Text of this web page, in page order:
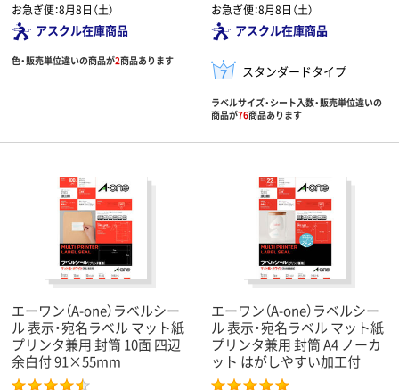
お急ぎ便：8月8日（土）
アスクル在庫商品
色・販売単位違いの商品が2商品あります
お急ぎ便：8月8日（土）
アスクル在庫商品
スタンダードタイプ
ラベルサイズ・シート入数・販売単位違いの
商品が76商品あります
エーワン（A-one）ラベルシー
ル 表示・宛名ラベル マット紙
プリンタ兼用 封筒 10面 四辺
余白付 91×55mm
エーワン（A-one）ラベルシー
ル 表示・宛名ラベル マット紙
プリンタ兼用 封筒 A4 ノーカ
ット はがしやすい加工付